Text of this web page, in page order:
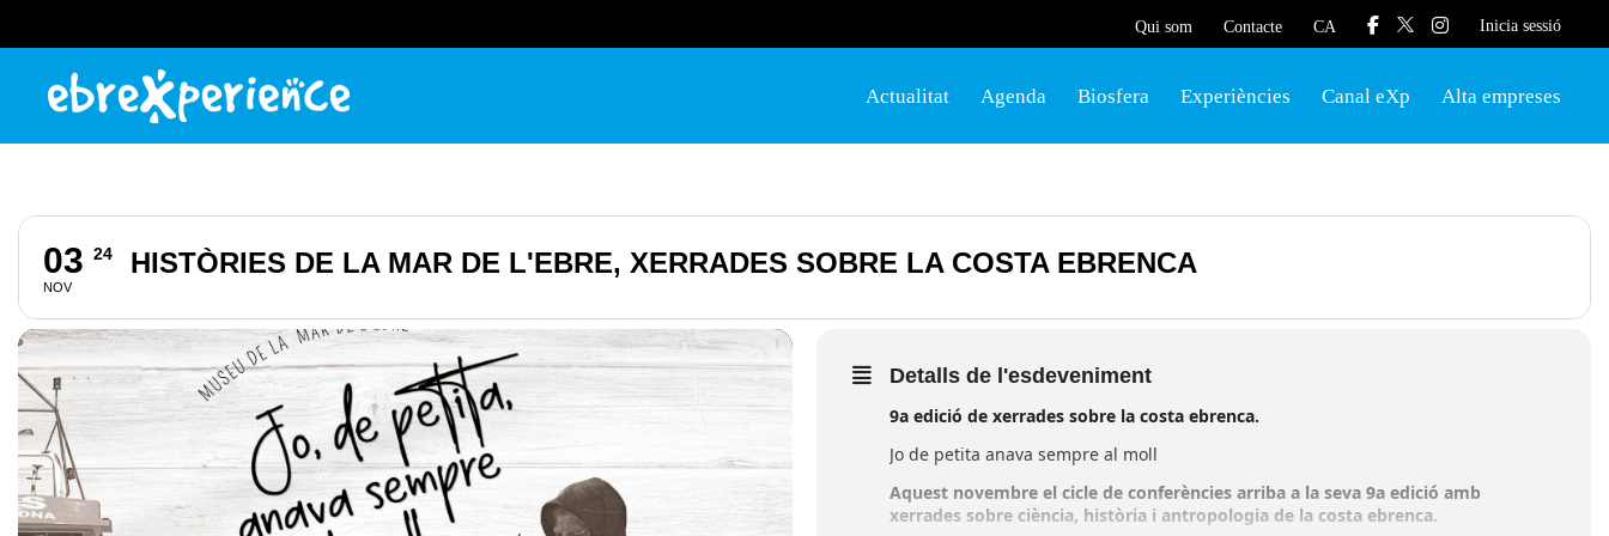
Qui som Contacte CA Inicia sessió
Actualitat Agenda Biosfera Experiències Canal eXp Alta empreses
03
NOV
24 HISTÒRIES DE LA MAR DE L'EBRE, XERRADES SOBRE LA COSTA EBRENCA
Detalls de l'esdeveniment
9a edició de xerrades sobre la costa ebrenca.
Jo de petita anava sempre al moll
Aquest novembre el cicle de conferències arriba a la seva 9a edició amb
xerrades sobre ciència, història i antropologia de la costa ebrenca.